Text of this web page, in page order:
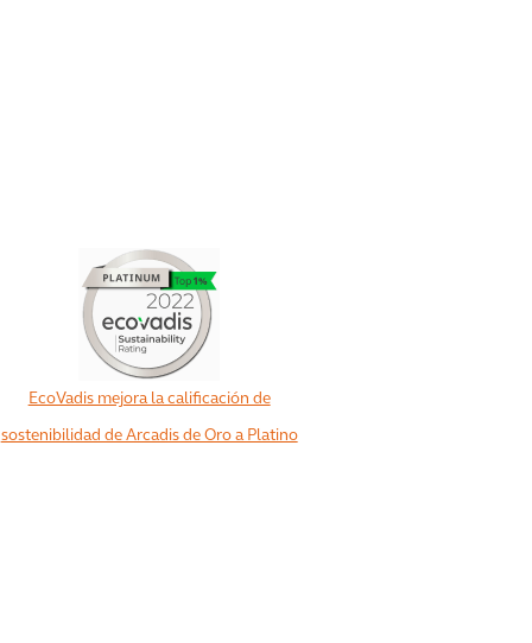
EcoVadis mejora la calificación de
sostenibilidad de Arcadis de Oro a Platino